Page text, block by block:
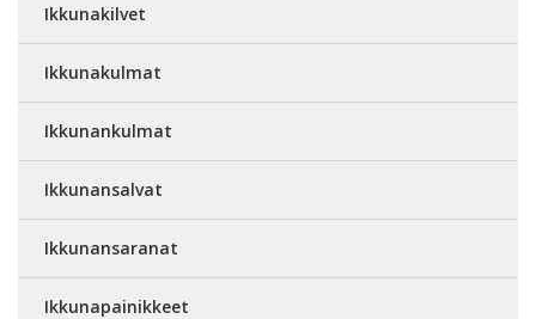
Ikkunakilvet
Ikkunakulmat
Ikkunankulmat
Ikkunansalvat
Ikkunansaranat
Ikkunapainikkeet